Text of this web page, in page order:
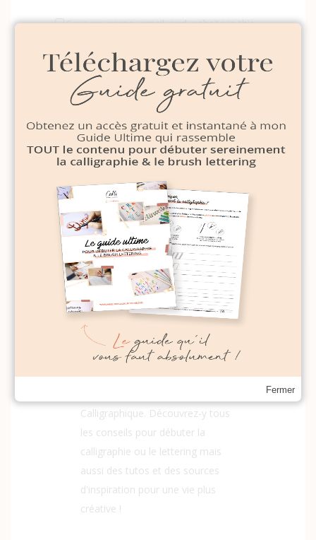
Save my name, email, and website in this
Calligraphique. Découvrez-y tous
les conseils pour débuter la
calligraphie ou le lettering mais
aussi des tutos et des sources
d'inspiration pour une vie plus
créative !
Fermer